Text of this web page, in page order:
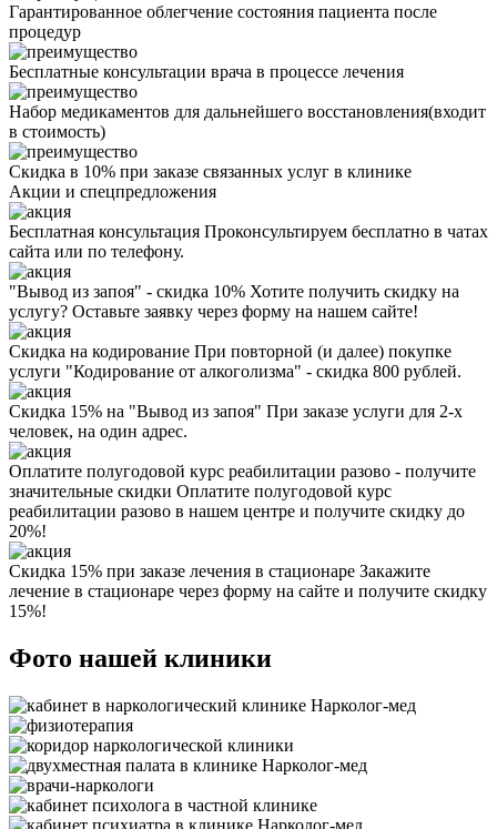
Гарантированное облегчение состояния пациента после
процедур
Бесплатные консультации врача в процессе лечения
Набор медикаментов для дальнейшего восстановления(входит
в стоимость)
Скидка в 10% при заказе связанных услуг в клинике
Акции и спецпредложения
Бесплатная консультация Проконсультируем бесплатно в чатах
сайта или по телефону.
"Вывод из запоя" - скидка 10% Хотите получить скидку на
услугу? Оставьте заявку через форму на нашем сайте!
Скидка на кодирование При повторной (и далее) покупке
услуги "Кодирование от алкоголизма" - скидка 800 рублей.
Скидка 15% на "Вывод из запоя" При заказе услуги для 2-х
человек, на один адрес.
Оплатите полугодовой курс реабилитации разово - получите
значительные скидки Оплатите полугодовой курс
реабилитации разово в нашем центре и получите скидку до
20%!
Скидка 15% при заказе лечения в стационаре Закажите
лечение в стационаре через форму на сайте и получите скидку
15%!
Фото нашей клиники